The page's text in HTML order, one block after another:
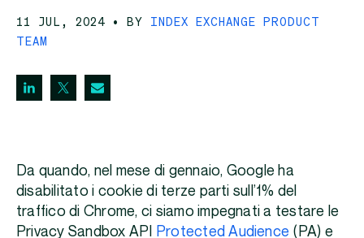
11 JUL, 2024 • BY INDEX EXCHANGE PRODUCT
TEAM
Da quando, nel mese di gennaio, Google ha
disabilitato i cookie di terze parti sull’1% del
traffico di Chrome, ci siamo impegnati a testare le
Privacy Sandbox API
Protected Audience (PA) e